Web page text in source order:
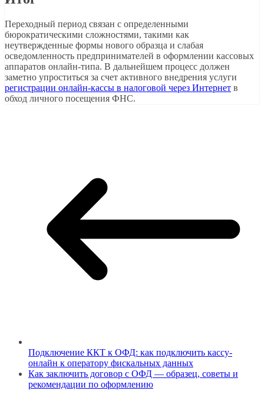
Переходный период связан с определенными
бюрократическими сложностями, такими как
неутвержденные формы нового образца и слабая
осведомленность предпринимателей в оформлении кассовых
аппаратов онлайн-типа. В дальнейшем процесс должен
заметно упроститься за счет активного внедрения услуги
регистрации онлайн-кассы в налоговой через Интернет в
обход личного посещения ФНС.
Подключение ККТ к ОФД: как подключить кассу-
онлайн к оператору фискальных данных
Как заключить договор с ОФД — образец, советы и
рекомендации по оформлению